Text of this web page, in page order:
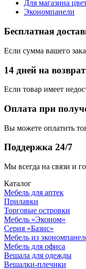
Для магазина
Экономпанели
Бесплатная
Если сумма вашего
14 дней на возврат
Если товар имеет
Оплата при
Вы можете оплатить
Поддержка 24/7
Мы всегда на связи и
Каталог
Мебель для аптек
Прилавки
Торговые островки
Мебель «Эконом»
Серия «Базис»
Мебель из
Мебель для офиса
Вешала для одежды
Вешалки-плечики